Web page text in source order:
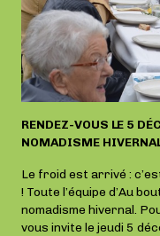
RENDEZ-VOUS LE 5
NOMADISME
Le froid est arrivé :
! Toute l’équipe d’Au
nomadisme hivernal.
vous invite le jeudi 5